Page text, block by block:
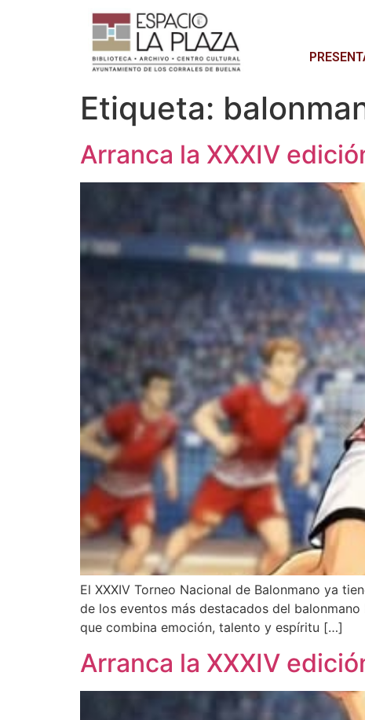
Etiqueta:
Arranca la XXXIV
El XXXIV Torneo Nacional de Balonmano ya
de los eventos más destacados del
que combina emoción, talento y espíritu […]
Arranca la XXXIV